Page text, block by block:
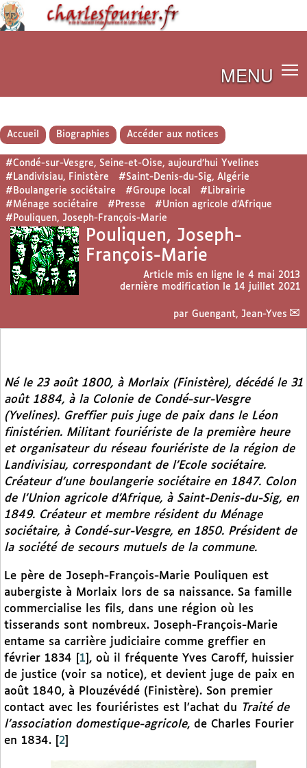
MENU
Accueil Biographies Accéder aux notices
#Condé-sur-Vesgre, Seine-et-Oise, aujourd’hui Yvelines
#Landivisiau, Finistère
#Saint-Denis-du-Sig, Algérie
#Boulangerie sociétaire
#Groupe local
#Librairie
#Ménage sociétaire
#Presse
#Union agricole d’Afrique
#Pouliquen, Joseph-François-Marie
Pouliquen, Joseph-
François-Marie
Article mis en ligne le 4 mai 2013
dernière modification le 14 juillet 2021
par Guengant, Jean-Yves
Né le 23 août 1800, à Morlaix (Finistère), décédé le 31
août 1884, à la Colonie de Condé-sur-Vesgre
(Yvelines). Greffier puis juge de paix dans le Léon
finistérien. Militant fouriériste de la première heure
et organisateur du réseau fouriériste de la région de
Landivisiau, correspondant de l’Ecole sociétaire.
Créateur d’une boulangerie sociétaire en 1847. Colon
de l’Union agricole d’Afrique, à Saint-Denis-du-Sig, en
1849. Créateur et membre résident du Ménage
sociétaire, à Condé-sur-Vesgre, en 1850. Président de
la société de secours mutuels de la commune.
Le père de Joseph-François-Marie Pouliquen est
aubergiste à Morlaix lors de sa naissance. Sa famille
commercialise les fils, dans une région où les
tisserands sont nombreux. Joseph-François-Marie
entame sa carrière judiciaire comme greffier en
février 1834
1 , où il fréquente Yves Caroff, huissier
de justice (voir sa notice), et devient juge de paix en
août 1840, à Plouzévédé (Finistère). Son premier
contact avec les fouriéristes est l’achat du Traité de
l’association domestique-agricole, de Charles Fourier
en 1834.
2